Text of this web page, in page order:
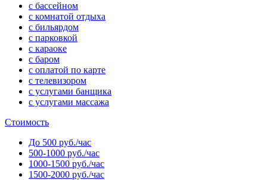
с бассейном
с комнатой отдыха
с бильярдом
с парковкой
с караоке
с баром
с оплатой по карте
с телевизором
с услугами банщика
с услугами массажа
Стоимость
До 500 руб./час
500-1000 руб./час
1000-1500 руб./час
1500-2000 руб./час